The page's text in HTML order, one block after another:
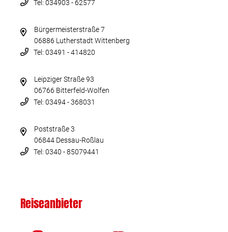
Tel: 034903 - 62577
Bürgermeisterstraße 7
06886 Lutherstadt Wittenberg
Tel: 03491 - 414820
Leipziger Straße 93
06766 Bitterfeld-Wolfen
Tel: 03494 - 368031
Poststraße 3
06844 Dessau-Roßlau
Tel: 0340 - 85079441
Reiseanbieter